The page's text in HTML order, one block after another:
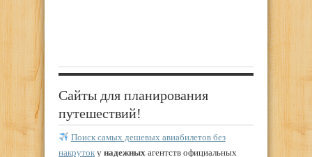
Сайты для планирования
путешествий!
Поиск самых дешевых авиабилетов без
накруток у надежных агентств официальных